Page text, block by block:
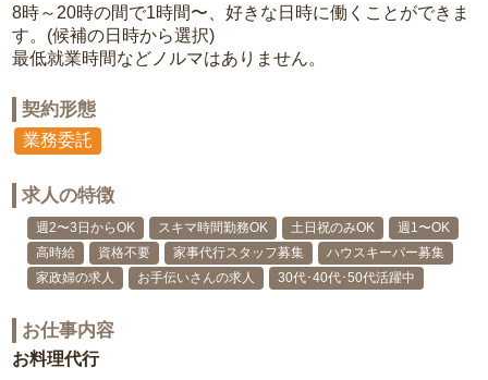
8時～20時の間で1時間〜、好きな日時に働くことができま
す。(候補の日時から選択)
最低就業時間などノルマはありません。
契約形態
業務委託
求人の特徴
週2〜3日からOK スキマ時間勤務OK 土日祝のみOK
週1〜OK
高時給
資格不要 家事代行スタッフ募集
ハウスキーパー募集
家政婦の求人
お手伝いさんの求人 30代･40代･50代活躍中
お仕事内容
お料理代行